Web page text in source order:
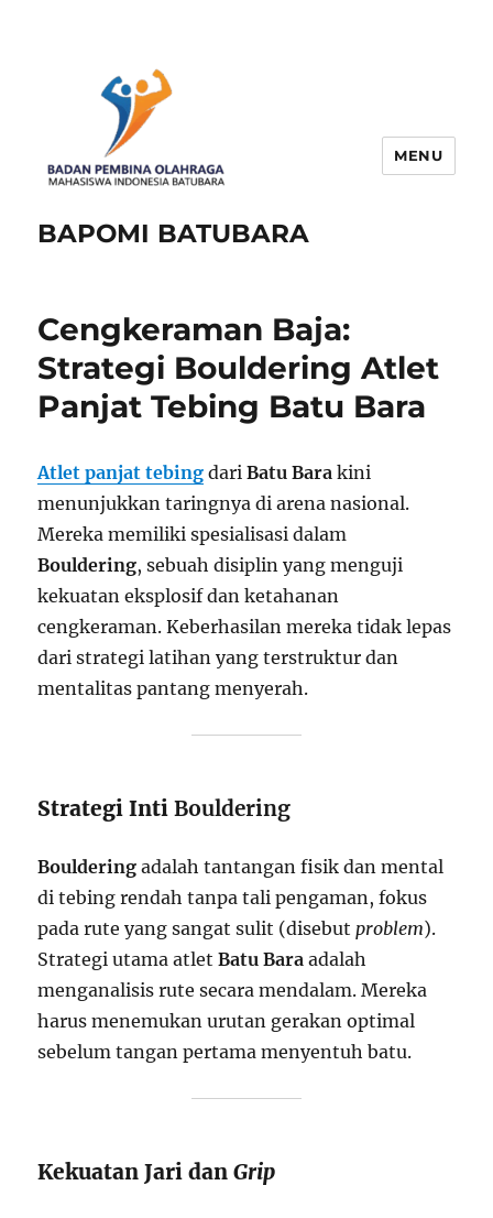
BAPOMI BATUBARA
MENU
Cengkeraman Baja:
Strategi Bouldering Atlet
Panjat Tebing Batu Bara
Atlet panjat tebing dariBatu Bara kini
menunjukkan taringnya di arena nasional.
Mereka memiliki spesialisasi dalam
Bouldering, sebuah disiplin yang menguji
kekuatan eksplosif dan ketahanan
cengkeraman. Keberhasilan mereka tidak lepas
dari strategi latihan yang terstruktur dan
mentalitas pantang menyerah.
Strategi IntiBouldering
Bouldering adalah tantangan fisik dan mental
di tebing rendah tanpa tali pengaman, fokus
pada rute yang sangat sulit (disebutproblem).
Strategi utama atletBatu Bara adalah
menganalisis rute secara mendalam. Mereka
harus menemukan urutan gerakan optimal
sebelum tangan pertama menyentuh batu.
Kekuatan Jari danGrip